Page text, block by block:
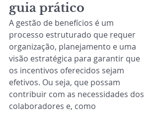
guia prático
A gestão de benefícios é um
processo estruturado que requer
organização, planejamento e uma
visão estratégica para garantir que
os incentivos oferecidos sejam
efetivos. Ou seja, que possam
contribuir com as necessidades dos
colaboradores e, como